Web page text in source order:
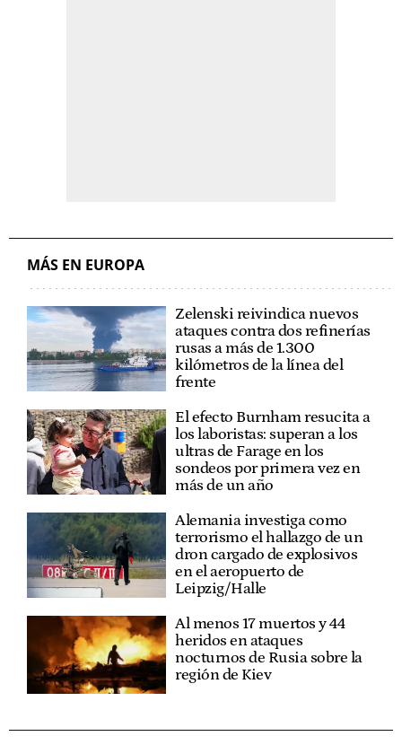
MÁS EN EUROPA
Zelenski reivindica nuevos
ataques contra dos refinerías
rusas a más de 1.300
kilómetros de la línea del
frente
El efecto Burnham resucita a
los laboristas: superan a los
ultras de Farage en los
sondeos por primera vez en
más de un año
Alemania investiga como
terrorismo el hallazgo de un
dron cargado de explosivos
en el aeropuerto de
Leipzig/Halle
Al menos 17 muertos y 44
heridos en ataques
nocturnos de Rusia sobre la
región de Kiev